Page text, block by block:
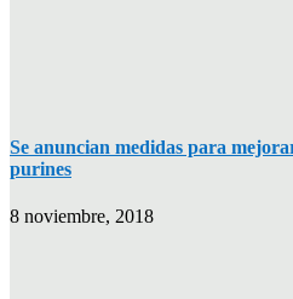
Se anuncian medidas para
purines
8 noviembre, 2018